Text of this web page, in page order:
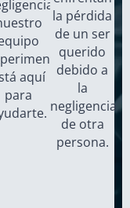
aquí
para
la pérdida
de un ser
querido
debido a
la
negligencia
de otra
persona.